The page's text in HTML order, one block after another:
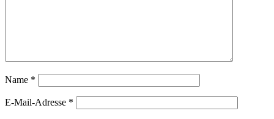
Name *
E-Mail-Adresse *